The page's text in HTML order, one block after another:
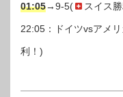
01:05→9-5( スイス
22:05：ドイツvsアメ
利！)